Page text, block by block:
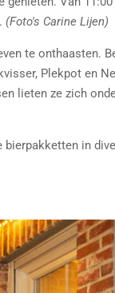
(Foto's Carine Lijen)
te onthaasten.
Plekpot en
lieten ze zich
bierpakketten in